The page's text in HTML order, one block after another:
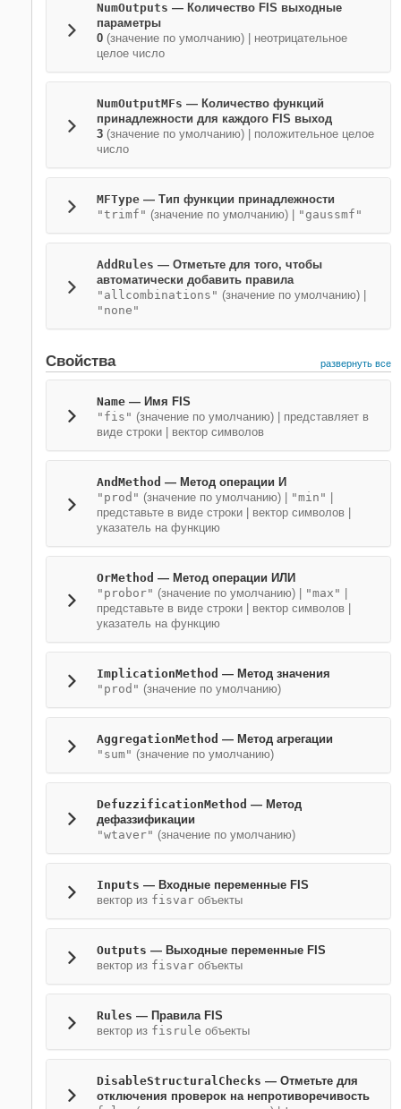
NumOutputs — Количество FIS выходные
параметры
0 (значение по умолчанию) | неотрицательное
целое число
NumOutputMFs — Количество функций
принадлежности для каждого FIS выход
3 (значение по умолчанию) | положительное целое
число
MFType — Тип функции принадлежности
"trimf" (значение по умолчанию) | "gaussmf"
AddRules — Отметьте для того, чтобы
автоматически добавить правила
"allcombinations" (значение по умолчанию) |
"none"
Свойства развернуть все
Name — Имя FIS
"fis" (значение по умолчанию) | представляет в
виде строки
вектор символов
AndMethod — Метод операции И
"prod" (значение по умолчанию) | "min"
представьте в виде строки
вектор символов
указатель на функцию
OrMethod — Метод операции ИЛИ
"probor" (значение по умолчанию) | "max"
представьте в виде строки
вектор символов
указатель на функцию
ImplicationMethod — Метод значения
"prod" (значение по умолчанию)
AggregationMethod — Метод агрегации
"sum" (значение по умолчанию)
DefuzzificationMethod — Метод
дефаззификации
"wtaver" (значение по умолчанию)
Inputs — Входные переменные FIS
вектор из fisvar объекты
Outputs — Выходные переменные FIS
вектор из fisvar объекты
Rules — Правила FIS
вектор из fisrule объекты
DisableStructuralChecks — Отметьте для
отключения проверок на непротиворечивость